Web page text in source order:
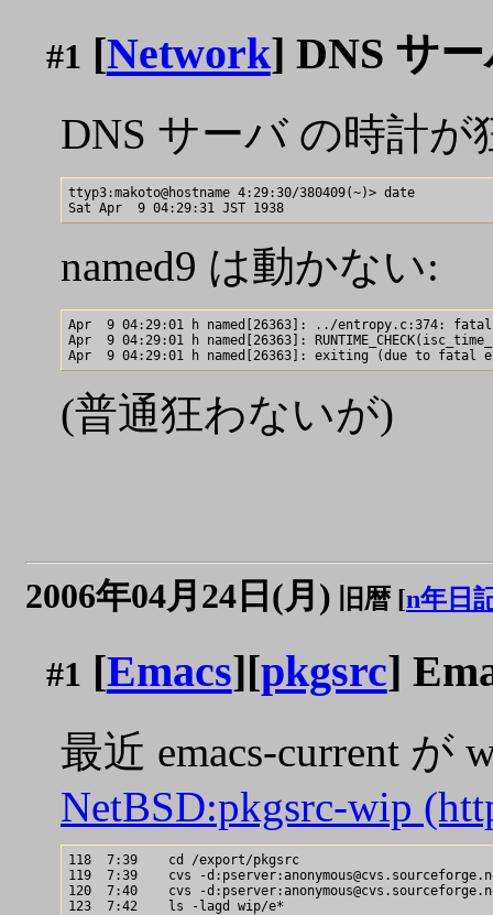
#1 [Network] DNS サ
DNS サーバ の時計
ttyp3:makoto@hostname 4:29:30/380409(~)> date
named9 は動かない:
Apr  9 04:29:01 h named[26363]: ../entropy.c:374:
Apr  9 04:29:01 h named[26363]:
(普通狂わないが)
2006年04月24日(月) 旧暦 [n年日
#1 [Emacs][pkgsrc]
最近 emacs-current
NetBSD:pkgsrc-wip
118  7:39    cd /export/pkgsrc
119  7:39    cvs -
120  7:40    cvs -
123  7:42    ls -lagd wip/e*